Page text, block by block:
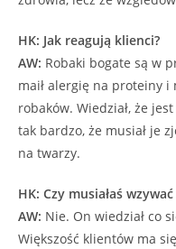
HK: Jak reagują klienci?
AW: Robaki bogate są w
maił alergię na proteiny i
robaków. Wiedział, że
tak bardzo, że musiał je
na twarzy.
HK: Czy musiałaś
AW: Nie. On wiedział co
Większość klientów ma